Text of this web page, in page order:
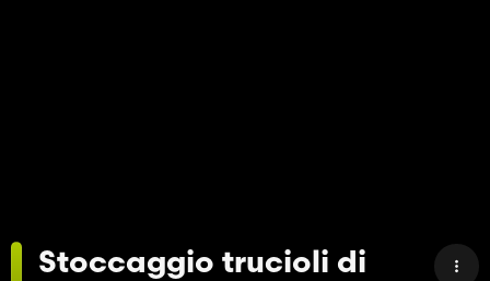
Stoccaggio trucioli di